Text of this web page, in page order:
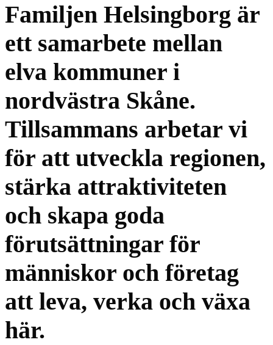
Familjen Helsingborg är
ett samarbete mellan
elva kommuner i
nordvästra Skåne.
Tillsammans arbetar vi
för att utveckla regionen,
stärka attraktiviteten
och skapa goda
förutsättningar för
människor och företag
att leva, verka och växa
här.